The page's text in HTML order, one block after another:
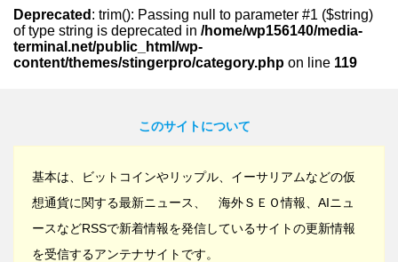
Deprecated : trim(): Passing null to parameter #1 ($string)
of type string is deprecated in /home/wp156140/media-
terminal.net/public_html/wp-
content/themes/stingerpro/category.php on line 119
このサイトについて
基本は、ビットコインやリップル、イーサリアムなどの仮
想通貨に関する最新ニュース、 海外ＳＥＯ情報、AIニュ
ースなどRSSで新着情報を発信しているサイトの更新情報
を受信するアンテナサイトです。